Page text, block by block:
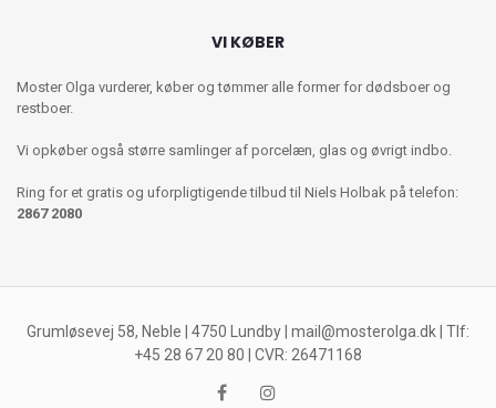
VI KØBER
Moster Olga vurderer, køber og tømmer alle former for dødsboer og
restboer.
Vi opkøber også større samlinger af porcelæn, glas og øvrigt indbo.
Ring for et gratis og uforpligtigende tilbud til Niels Holbak på telefon:
2867 2080
Grumløsevej 58, Neble | 4750 Lundby | mail@mosterolga.dk | Tlf:
+45 28 67 20 80 | CVR: 26471168